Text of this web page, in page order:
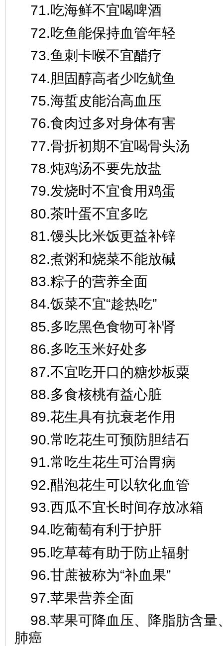
71.吃海鲜不宜喝啤酒
72.吃鱼能保持血管年轻
73.鱼刺卡喉不宜醋疗
74.胆固醇高者少吃鱿鱼
75.海蜇皮能治高血压
76.食肉过多对身体有害
77.骨折初期不宜喝骨头汤
78.炖鸡汤不要先放盐
79.发烧时不宜食用鸡蛋
80.茶叶蛋不宜多吃
81.馒头比米饭更益补锌
82.煮粥和烧菜不能放碱
83.粽子的营养全面
84.饭菜不宜“趁热吃”
85.多吃黑色食物可补肾
86.多吃玉米好处多
87.不宜吃开口的糖炒板粟
88.多食核桃有益心脏
89.花生具有抗衰老作用
90.常吃花生可预防胆结石
91.常吃生花生可治胃病
92.醋泡花生可以软化血管
93.西瓜不宜长时间存放冰箱
94.吃葡萄有利于护肝
95.吃草莓有助于防止辐射
96.甘蔗被称为“补血果”
97.苹果营养全面
98.苹果可降血压、降脂肪含
肺癌